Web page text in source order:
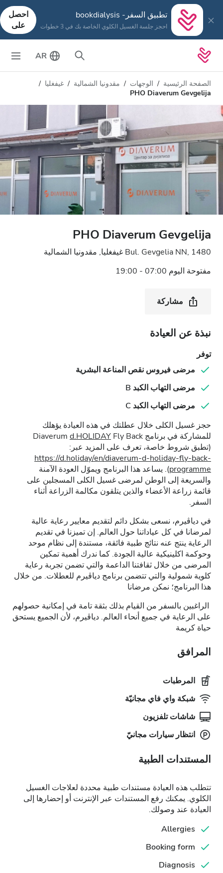
تطبيق السفر- bookdialysis
احجز جلسة الغسيل الكلوي الخاصة بك في 3 خطوات
احصل
على
AR
الصفحة الرئيسية الوجهات مقدونيا الشمالية
غيفغليا
PHO Diaverum Gevgelija
PHO Diaverum Gevgelija
Bul. Gevgelia NN, 1480 غيفغليا, مقدونيا الشمالية
مفتوحة اليوم 07:00 - 19:00
مشاركة
نبذة عن العيادة
توفر
مرضى فيروس نقص المناعة البشرية
مرضى التهاب الكبد B
مرضى التهاب الكبد C
حجز غسيل الكلى خلال عطلتك في هذه العيادة يؤهلك
للمشاركة في برنامج Diaverum
d.HOLIDAY Fly Back
(تطبق شروط خاصة، تعرف على المزيد عبر:
https://d.holiday/en/diaverum-d-holiday-fly-back-
programme). يساعد هذا البرنامج ويموّل العودة الآمنة
والسريعة إلى الوطن لمرضى غسيل الكلى المسجلين على
قائمة زراعة الأعضاء والذين يتلقون مكالمة الزراعة أثناء
السفر.
في دياڤيرم، نسعى بشكل دائم لتقديم معايير رعاية عالية
لمرضانا في كل عياداتنا حول العالم. إن تميزنا في تقديم
الرعاية ينتج عنه نتائج طبية فائقة، مستندة إلى نظام موحد
وحوكمة اكلينيكية عالية الجودة. كما ندرك أهمية تمكين
المرضى من خلال ثقافتنا الداعمة والتي تضمن تجربة رعاية
كلوية شمولية والتي تتضمن برنامج دياڤيرم للعطلات. من خلال
هذا البرنامج؛ نمكن مرضانا
الراغبين بالسفر من القيام بذلك بثقة تامة في إمكانية حصولهم
على الرعاية في جميع أنحاء العالم. دياڤيرم، لأن الجميع يستحق
حياة كريمة
المرافق
المرطبات
شبكة واي فاي مجانيّة
شاشات تلفزيون
انتظار سيارات مجانيّ
المستندات الطبية
تتطلب هذه العيادة مستندات طبية محددة لعلاجات الغسيل
الكلوي. يمكنك رفع المستندات عبر الإنترنت أو إحضارها إلى
العيادة عند وصولك.
Allergies
Booking form
Diagnosis